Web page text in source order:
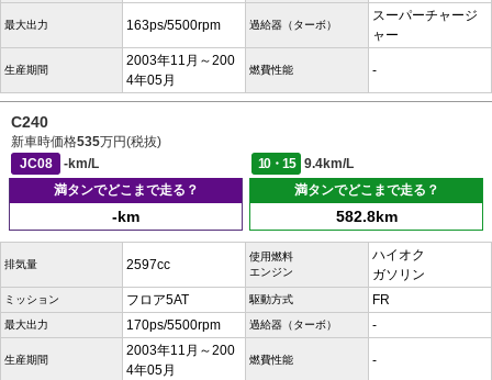
最大出力 163ps/5500rpm 過給器（ターボ）
スーパーチャージ
ャー
生産期間
2003年11月～200
4年05月
燃費性能 -
C240
新車時価格535万円(税抜)
JC08
-km/L 10・15
9.4km/L
満タンでどこまで走る？
-km
満タンでどこまで走る？
582.8km
排気量 2597cc
使用燃料
エンジン
ハイオク
ガソリン
ミッション フロア5AT 駆動方式 FR
最大出力 170ps/5500rpm 過給器（ターボ） -
生産期間
2003年11月～200
4年05月
燃費性能 -